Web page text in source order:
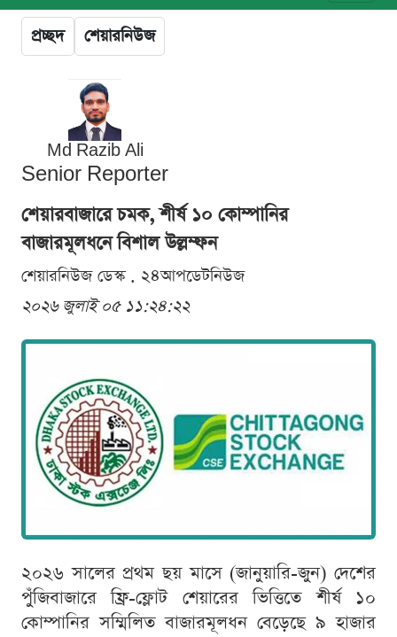
প্রচ্ছদ শেয়ারনিউজ
Md Razib Ali
Senior Reporter
শেয়ারবাজারে চমক, শীর্ষ ১০ কোম্পানির
বাজারমূলধনে বিশাল উল্লম্ফন
শেয়ারনিউজ ডেস্ক . ২৪আপডেটনিউজ
২০২৬ জুলাই ০৫ ১১:২৪:২২
২০২৬ সালের প্রথম ছয় মাসে (জানুয়ারি-জুন) দেশের
পুঁজিবাজারে ফ্রি-ফ্লোট শেয়ারের ভিত্তিতে শীর্ষ ১০
কোম্পানির সম্মিলিত বাজারমূলধন বেড়েছে ৯ হাজার